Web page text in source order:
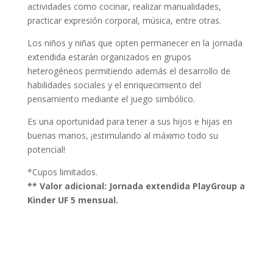
actividades como cocinar, realizar manualidades,
practicar expresión corporal, música, entre otras.
Los niños y niñas que opten permanecer en la jornada
extendida estarán organizados en grupos
heterogéneos permitiendo además el desarrollo de
habilidades sociales y el enriquecimiento del
pensamiento mediante el juego simbólico.
Es una oportunidad para tener a sus hijos e hijas en
buenas manos, ¡estimulando al máximo todo su
potencial!
*Cupos limitados.
** Valor adicional: Jornada extendida PlayGroup a
Kinder UF 5 mensual.